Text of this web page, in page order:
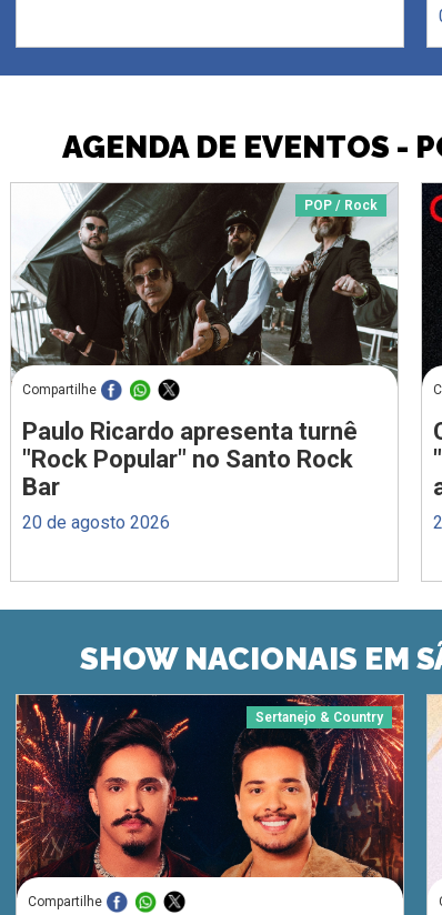
AGENDA DE EVENTOS -
POP / Rock
Compartilhe
Paulo Ricardo apresenta turnê
"Rock Popular" no Santo Rock
Bar
20 de agosto 2026
SHOW NACIONAIS EM
Sertanejo & Country
Compartilhe